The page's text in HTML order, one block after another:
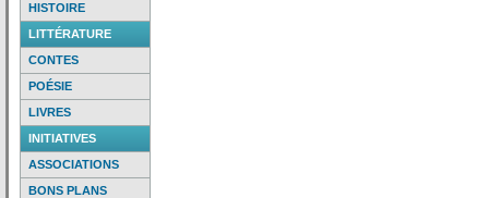
HISTOIRE
LITTÉRATURE
CONTES
POÉSIE
LIVRES
INITIATIVES
ASSOCIATIONS
BONS PLANS